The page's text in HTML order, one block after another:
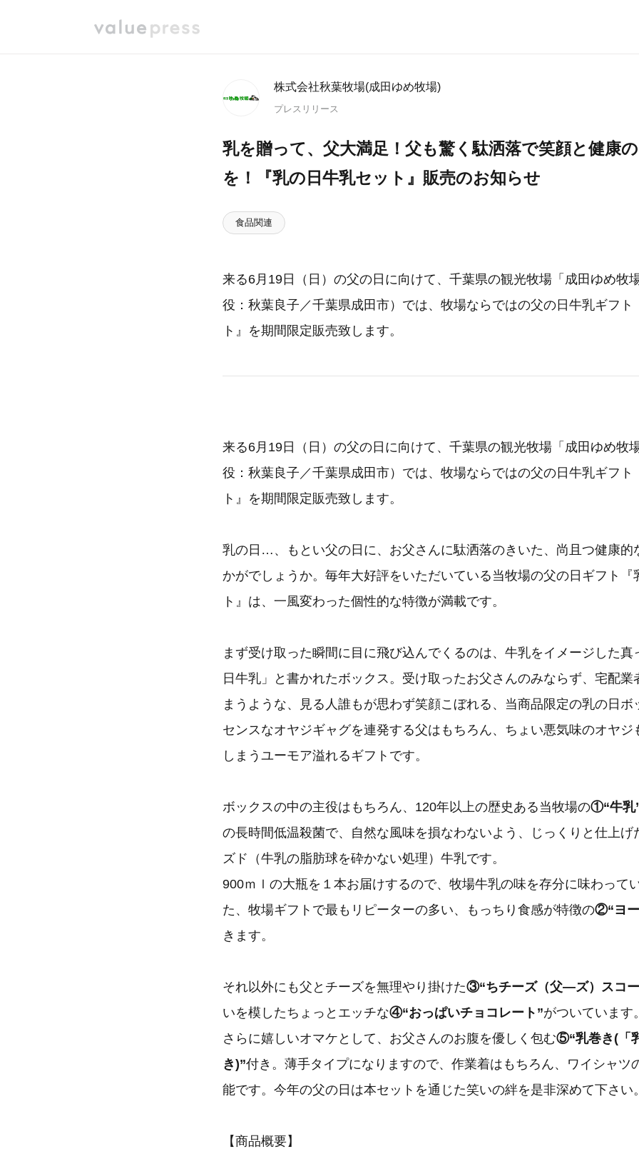
株式会社秋葉牧場(成田ゆめ牧場)
プレスリリース
乳を贈って、父大満足！父も驚く駄洒落で笑顔と健康
を！『乳の日牛乳セット』販売のお知らせ
食品関連
来る6月19日（日）の父の日に向けて、千葉県の観光牧場「成田ゆめ牧
役：秋葉良子／千葉県成田市）では、牧場ならではの父の日牛乳ギフト
ト』を期間限定販売致します。
来る6月19日（日）の父の日に向けて、千葉県の観光牧場「成田ゆめ牧
役：秋葉良子／千葉県成田市）では、牧場ならではの父の日牛乳ギフト
ト』を期間限定販売致します。
乳の日…、もとい父の日に、お父さんに駄洒落のきいた、尚且つ健康的
かがでしょうか。毎年大好評をいただいている当牧場の父の日ギフト『
ト』は、一風変わった個性的な特徴が満載です。
まず受け取った瞬間に目に飛び込んでくるのは、牛乳をイメージした真
日牛乳」と書かれたボックス。受け取ったお父さんのみならず、宅配業
まうような、見る人誰もが思わず笑顔こぼれる、当商品限定の乳の日ボ
センスなオヤジギャグを連発する父はもちろん、ちょい悪気味のオヤジ
しまうユーモア溢れるギフトです。
ボックスの中の主役はもちろん、120年以上の歴史ある当牧場の①“牛乳
の長時間低温殺菌で、自然な風味を損なわないよう、じっくりと仕上げ
ズド（牛乳の脂肪球を砕かない処理）牛乳です。
900ｍｌの大瓶を１本お届けするので、牧場牛乳の味を存分に味わって
た、牧場ギフトで最もリピーターの多い、もっちり食感が特徴の②“ヨ
きます。
それ以外にも父とチーズを無理やり掛けた③“ちチーズ（父―ズ）スコ
いを模したちょっとエッチな④“おっぱいチョコレート”がついています。
さらに嬉しいオマケとして、お父さんのお腹を優しく包む⑤“乳巻き(「
き)”付き。薄手タイプになりますので、作業着はもちろん、ワイシャツ
能です。今年の父の日は本セットを通じた笑いの絆を是非深めて下さい。
【商品概要】